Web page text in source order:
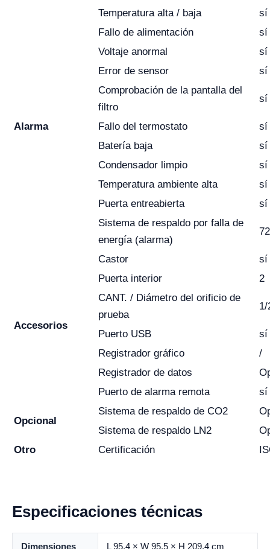
Alarma
Temperatura alta / baja
sí
Fallo de alimentación
sí
Voltaje anormal
sí
Error de sensor
sí
Comprobación de la pantalla del
filtro
sí
Fallo del termostato
sí
Batería baja
sí
Condensador limpio
sí
Temperatura ambiente alta
sí
Puerta entreabierta
sí
Sistema de respaldo por falla de
energía (alarma)
Accesorios
Castor
sí
Puerta interior
2
CANT. / Diámetro del orificio de
prueba
1/
Puerto USB
sí
Registrador gráfico
/
Registrador de datos
Puerto de alarma remota
sí
Opcional
Sistema de respaldo de CO2
Sistema de respaldo LN2
Otro
Certificación
Especificaciones técnicas
Dimensiones L 95.4 × W 95.5 × H 209.4 cm